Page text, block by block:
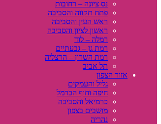
נס ציונה – רחובות
פתח תקווה והסביבה
ראש העין והסביבה
ראשון לציון והסביבה
רמלה – לוד
רמת גן – גבעתיים
רמת השרון – הרצליה
תל אביב
אזור הצפון
גליל והעמקים
חיפה וחוף הכרמל
כרמיאל והסביבה
מושבים בצפון
נהריה